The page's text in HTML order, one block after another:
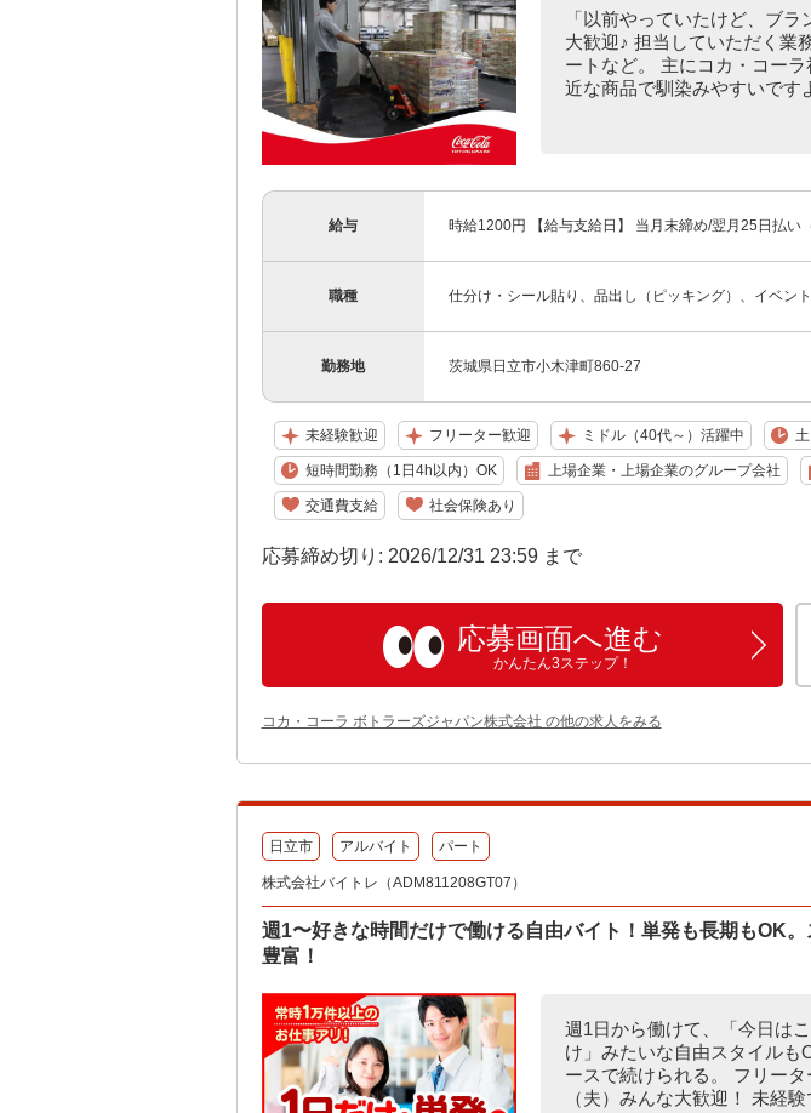
「以前やっていたけど、ブ
大歓迎♪ 担当していただく業
ートなど。 主にコカ・コー
近な商品で馴染みやすいです
給与 時給1200円 【給与支給日】 当月末締め/翌月25日払い
職種 仕分け・シール貼り、品出し（ピッキング）、イベン
勤務地 茨城県日立市小木津町860-27
未経験歓迎 フリーター歓迎 ミドル（40代～）活躍中
短時間勤務（1日4h以内）OK 上場企業・上場企業のグループ会社
交通費支給 社会保険あり
応募締め切り: 2026/12/31 23:59 まで
応募画面へ進む
かんたん3ステップ！
コカ・コーラ ボトラーズジャパン株式会社 の他の求人をみる
日立市 アルバイト パート
株式会社バイトレ（ADM811208GT07）
週1〜好きな時間だけで働ける自由バイト！単発も長期もOK
豊富！
週1日から働けて、「今日は
け」みたいな自由スタイルも
ースで続けられる。 フリー
（夫）みんな大歓迎！ 未経